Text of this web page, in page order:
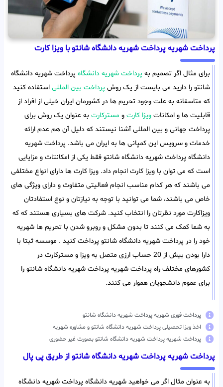
پرداخت شهریه پرداخت شهریه دانشگاه شانتو با ویزا کارت
برای مثال اگر تصمیم به پرداخت شهریه دانشگاه پرداخت شهریه دانشگاه
شانتو را دارید می بایست از یک روش پرداخت بین المللی استفاده کنید
که متاسفانه به علت وجود تحریم ها در کشورمان ایران خیلی از افراد از
قابلیت ها و امکانات ویزا کارت و مسترکارت به عنوان یک روش برای
پرداخت جهانی و بین المللی آشنا نیستند که دلیل آن هم عدم ارائه
خدمات و سرویس این کمپانی ها به ایران می باشد. پرداخت شهریه
دانشگاه پرداخت شهریه دانشگاه شانتو فقط یکی از امکانتات و مزایایی
است که می توان با ویزا کارت انجام داد. ویزا کارت ها دارای انواع مختلفی
می باشند که هر کدام مناسب انجام فعالیتی متفاوت و دارای ویژگی های
خاص می باشند، شما می توانید با توجه به نیازتان و نوع استفادتان
ویزاکارت مورد نظرتان را انتخاب کنید. شرکت های بسیاری هستند که که
به شما کمک می کنند تا بدون مشکل و روبرو شدن با تحریم ها شهریه
خود را در پرداخت شهریه دانشگاه شانتو پرداخت کنید . موسسه ثبتا با
دارا بودن بیش از 20 حساب ارزی متصل به ویزا و مسترکارت در
کشورهای مختلف راه پرداخت شهریه پرداخت شهریه دانشگاه شانتو را
برای عموم دانشجویان هموار می کنند.
پرداخت فوری شهریه پرداخت شهریه دانشگاه شانتو
اخذ ویزا تحصیلی پرداخت شهریه دانشگاه شانتو و مشاوره شهریه
پرداخت شهریه پرداخت شهریه دانشگاه شانتو بصورت غیر حضوری
پرداخت شهریه پرداخت شهریه دانشگاه شانتو از طریق پی پال
به عنوان مثال اگر می خواهید شهریه دانشگاه پرداخت شهریه دانشگاه